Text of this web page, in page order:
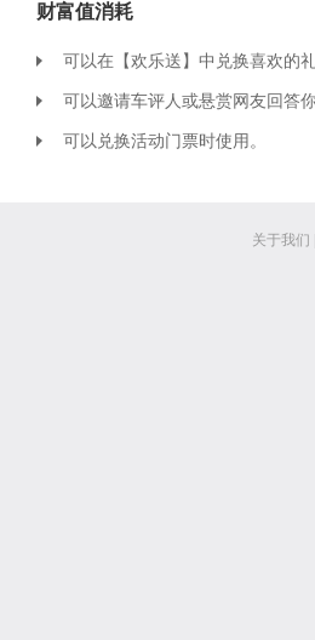
财富值消耗
可以在【欢乐送】中兑换喜欢的礼
可以邀请车评人或悬赏网友回答
可以兑换活动门票时使用。
关于我们